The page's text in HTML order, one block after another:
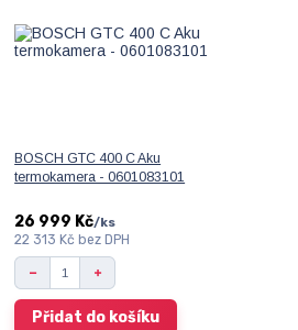
BOSCH GTC 400 C Aku
termokamera - 0601083101
26 999 Kč/ks
22 313 Kč bez DPH
Přidat do košíku